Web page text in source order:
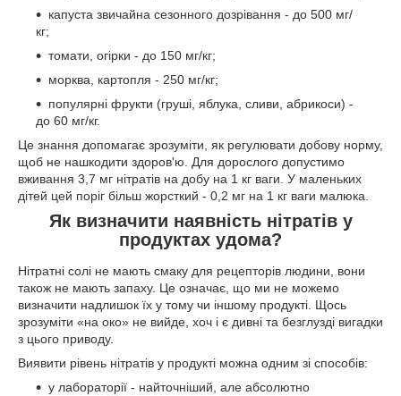
капуста звичайна сезонного дозрівання - до 500 мг/
кг;
томати, огірки - до 150 мг/кг;
морква, картопля - 250 мг/кг;
популярні фрукти (груші, яблука, сливи, абрикоси) -
до 60 мг/кг.
Це знання допомагає зрозуміти, як регулювати добову норму,
щоб не нашкодити здоров'ю. Для дорослого допустимо
вживання 3,7 мг нітратів на добу на 1 кг ваги. У маленьких
дітей цей поріг більш жорсткий - 0,2 мг на 1 кг ваги малюка.
Як визначити наявність нітратів у
продуктах удома?
Нітратні солі не мають смаку для рецепторів людини, вони
також не мають запаху. Це означає, що ми не можемо
визначити надлишок їх у тому чи іншому продукті. Щось
зрозуміти «на око» не вийде, хоч і є дивні та безглузді вигадки
з цього приводу.
Виявити рівень нітратів у продукті можна одним зі способів:
у лабораторії - найточніший, але абсолютно